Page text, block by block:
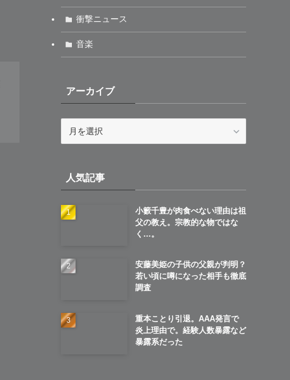
衝撃ニュース
音楽
アーカイブ
ブ人気記事
小籔千豊が肉食べない理由は祖
父の教え。宗教的な物ではな
く…。
安藤美姫の子供の父親が判明？
若い頃に噂になった相手も徹底
調査
重本ことり引退。AAA発言で
炎上理由で。経験人数暴露など
暴露系だった